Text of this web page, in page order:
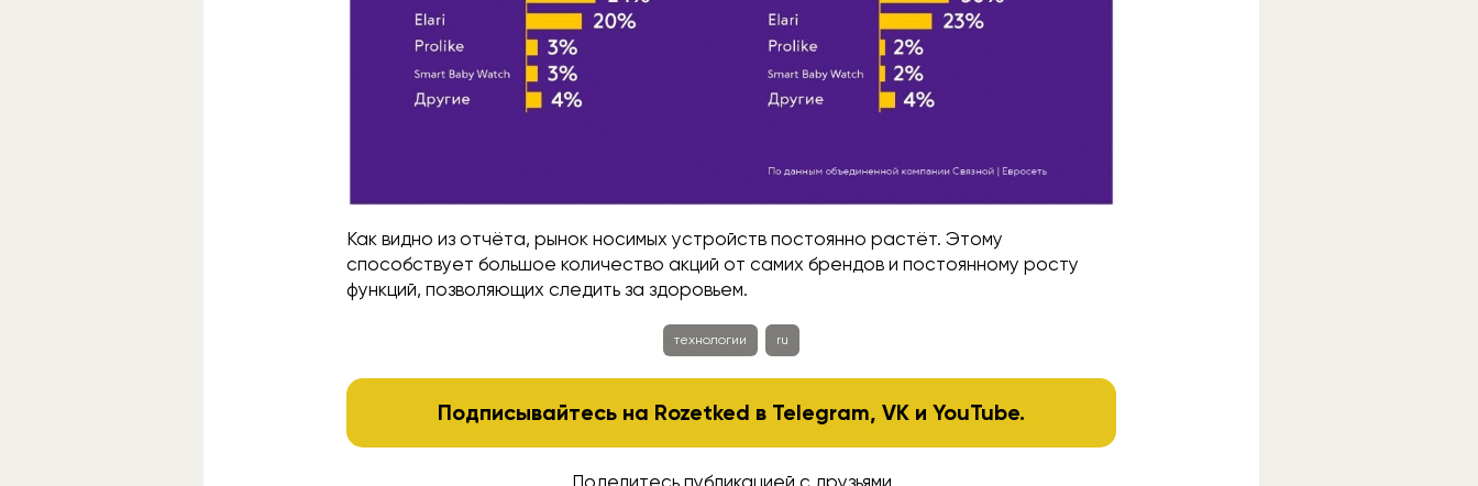
Как видно из отчёта, рынок носимых устройств постоянно растёт. Этому
способствует большое количество акций от самих брендов и постоянному росту
функций, позволяющих следить за здоровьем.
технологии ru
Подписывайтесь на Rozetked в Telegram,VK иYouTube.
Поделитесь публикацией с друзьями